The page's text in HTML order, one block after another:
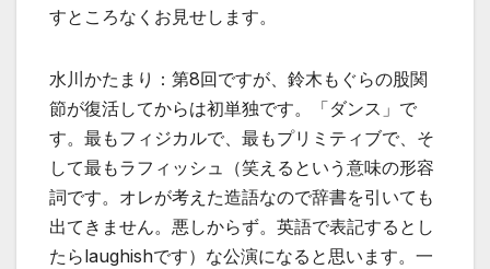
すところなくお見せします。
水川かたまり：第8回ですが、鈴木もぐらの股関
節が復活してからは初単独です。「ダンス」で
す。最もフィジカルで、最もプリミティブで、そ
して最もラフィッシュ（笑えるという意味の形容
詞です。オレが考えた造語なので辞書を引いても
出てきません。悪しからず。英語で表記するとし
たらlaughishです）な公演になると思います。一